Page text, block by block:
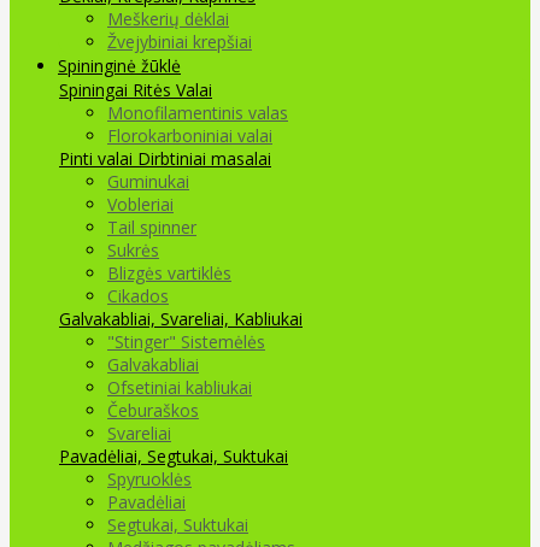
Meškerių dėklai
Žvejybiniai krepšiai
Spininginė žūklė
Spiningai Ritės Valai
Monofilamentinis valas
Florokarboniniai valai
Pinti valai Dirbtiniai masalai
Guminukai
Vobleriai
Tail spinner
Sukrės
Blizgės vartiklės
Cikados
Galvakabliai, Svareliai, Kabliukai
"Stinger" Sistemėlės
Galvakabliai
Ofsetiniai kabliukai
Čeburaškos
Svareliai
Pavadėliai, Segtukai, Suktukai
Spyruoklės
Pavadėliai
Segtukai, Suktukai